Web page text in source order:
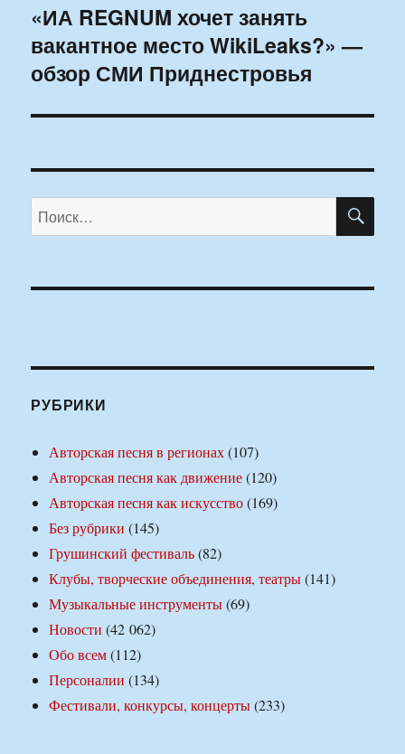
Следующая
запись:
«ИА REGNUM хочет занять
вакантное место WikiLeaks?» —
обзор СМИ Приднестровья
Искать:
РУБРИКИ
Авторская песня в регионах(107)
Авторская песня как движение(120)
Авторская песня как искусство(169)
Без рубрики (145)
Грушинский фестиваль(82)
Клубы, творческие объединения, театры(141)
Музыкальные инструменты(69)
Новости (42 062)
Обо всем(112)
Персоналии (134)
Фестивали, конкурсы, концерты(233)